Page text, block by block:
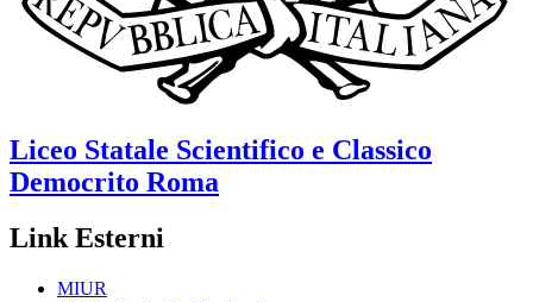
Liceo Statale Scientifico e Classico
Democrito Roma
Link Esterni
MIUR